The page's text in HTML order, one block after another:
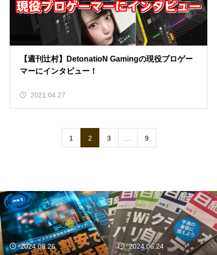
【週刊辻村】DetonatioN Gamingの現役プロゲー
マーにインタビュー！
2021.04.27
1 2 3 9
2024.06.24 2024.06.12